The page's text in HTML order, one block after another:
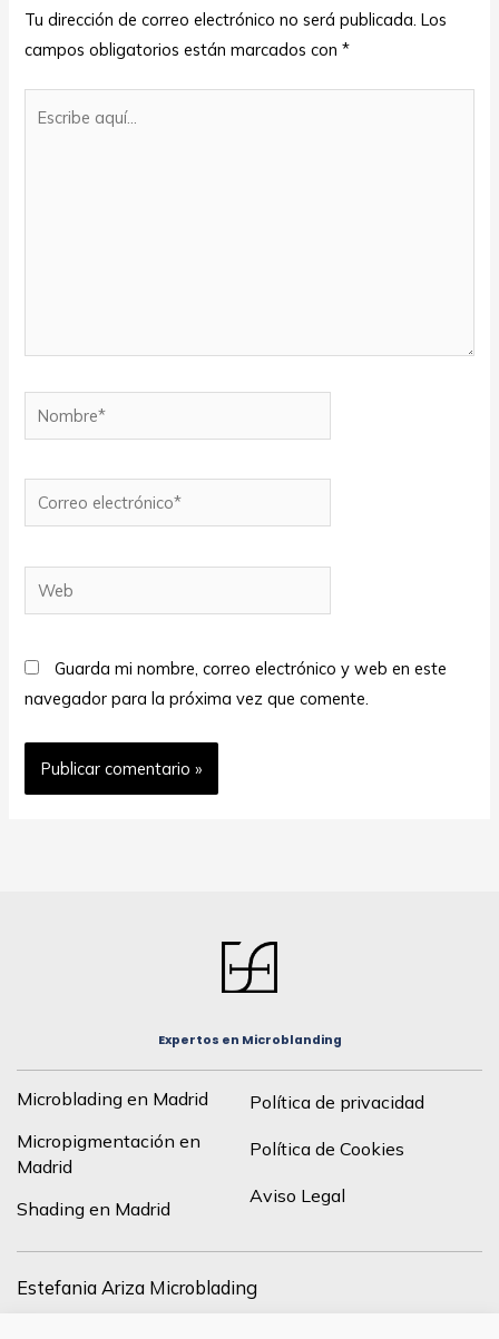
Tu dirección de correo electrónico no será publicada. Los
campos obligatorios están marcados con*
Nombre*
Correo
electrónico*
Web
Guarda mi nombre, correo electrónico y web en este
navegador para la próxima vez que comente.
Expertos en Microblanding
Microblading en Madrid
Micropigmentación en
Madrid
Shading en Madrid
Política de privacidad
Política de Cookies
Aviso Legal
Estefania Ariza Microblading